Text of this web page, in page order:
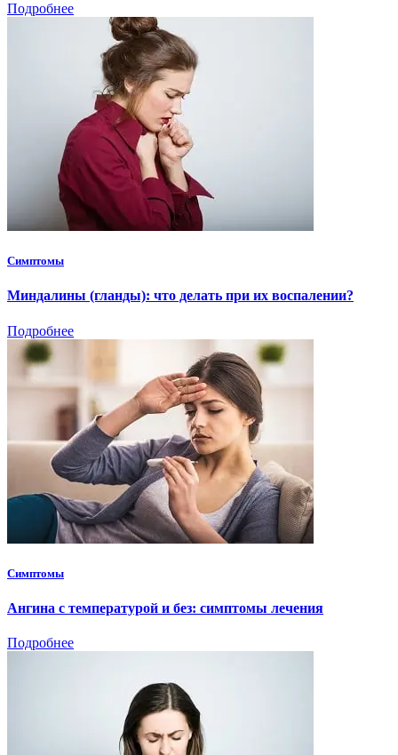
Подробнее
Симптомы
Миндалины (гланды): что делать при их воспалении?
Подробнее
Симптомы
Ангина с температурой и без: симптомы лечения
Подробнее